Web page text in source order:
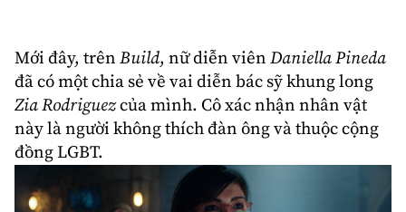
Mới đây, trên Build, nữ diễn viên Daniella Pineda
đã có một chia sẻ về vai diễn bác sỹ khung long
Zia Rodriguezcủa mình. Cô xác nhận nhân vật
này là người không thích đàn ông và thuộc cộng
đồngLGBT.